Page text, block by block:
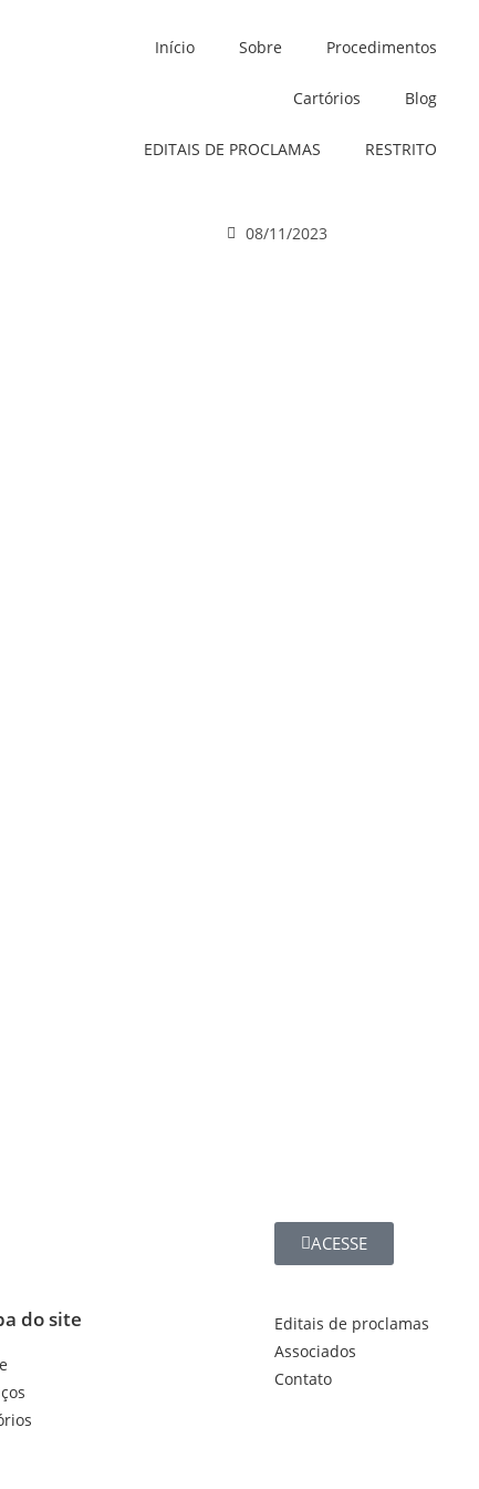
Início Sobre Procedimentos
Cartórios Blog
EDITAIS DE PROCLAMAS RESTRITO
08/11/2023
ACESSE
do site
Editais de proclamas
Associados
Contato